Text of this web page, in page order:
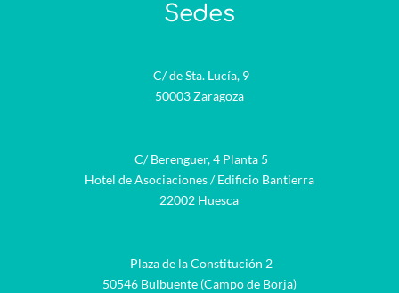
Sedes
C/ de Sta. Lucía, 9
50003 Zaragoza
C/ Berenguer, 4 Planta 5
Hotel de Asociaciones / Edificio Bantierra
22002 Huesca
Plaza de la Constitución 2
50546 Bulbuente (Campo de Borja)